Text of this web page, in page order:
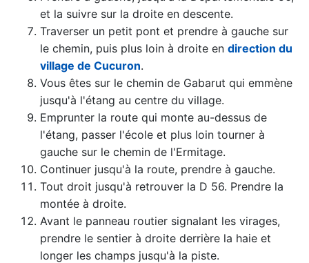
et la suivre sur la droite en descente.
Traverser un petit pont et prendre à gauche sur
le chemin, puis plus loin à droite en direction du
village de Cucuron.
Vous êtes sur le chemin de Gabarut qui emmène
jusqu'à l'étang au centre du village.
Emprunter la route qui monte au-dessus de
l'étang, passer l'école et plus loin tourner à
gauche sur le chemin de l'Ermitage.
Continuer jusqu'à la route, prendre à gauche.
Tout droit jusqu'à retrouver la D 56. Prendre la
montée à droite.
Avant le panneau routier signalant les virages,
prendre le sentier à droite derrière la haie et
longer les champs jusqu'à la piste.